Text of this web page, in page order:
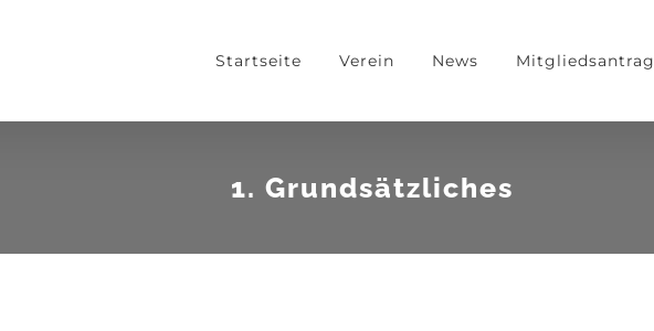
Startseite Verein News Mitgliedsantrag
1. Grundsätzliches